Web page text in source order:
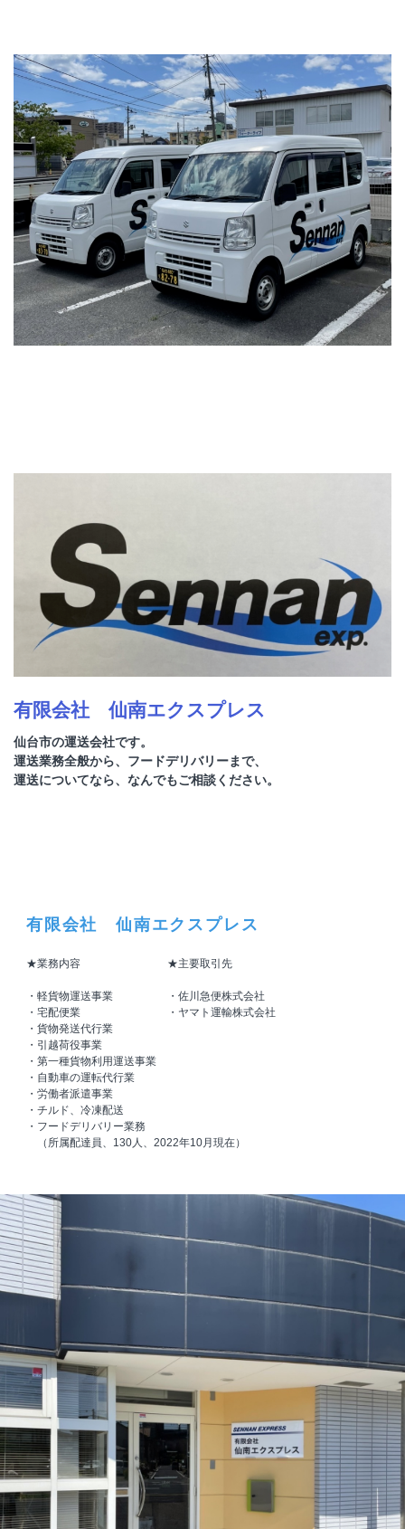
有限会社 仙南エクスプレス
仙台市の運送会社です。
運送業務全般から、フードデリバリーまで、
運送についてなら、なんでもご相談ください。
有限会社 仙南エクスプレス
★業務内容 ★主要取引先
・軽貨物運送事業 ・佐川急便株式会社
・宅配便業 ・ヤマト運輸株式会社
・貨物発送代行業
・引越荷役事業
・第一種貨物利用運送事業
・自動車の運転代行業
・労働者派遣事業
・チルド、冷凍配送
・フードデリバリー業務
（所属配達員、130人、2022年10月現在）